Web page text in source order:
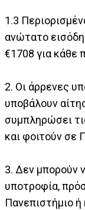
1.3
ανώτατο
€1708 για κάθε
2. Οι άρρενες
υποβάλουν
συμπληρώσει
και φοιτούν σε
3. Δεν μπορούν
υποτροφία,
Πανεπιστήμιο